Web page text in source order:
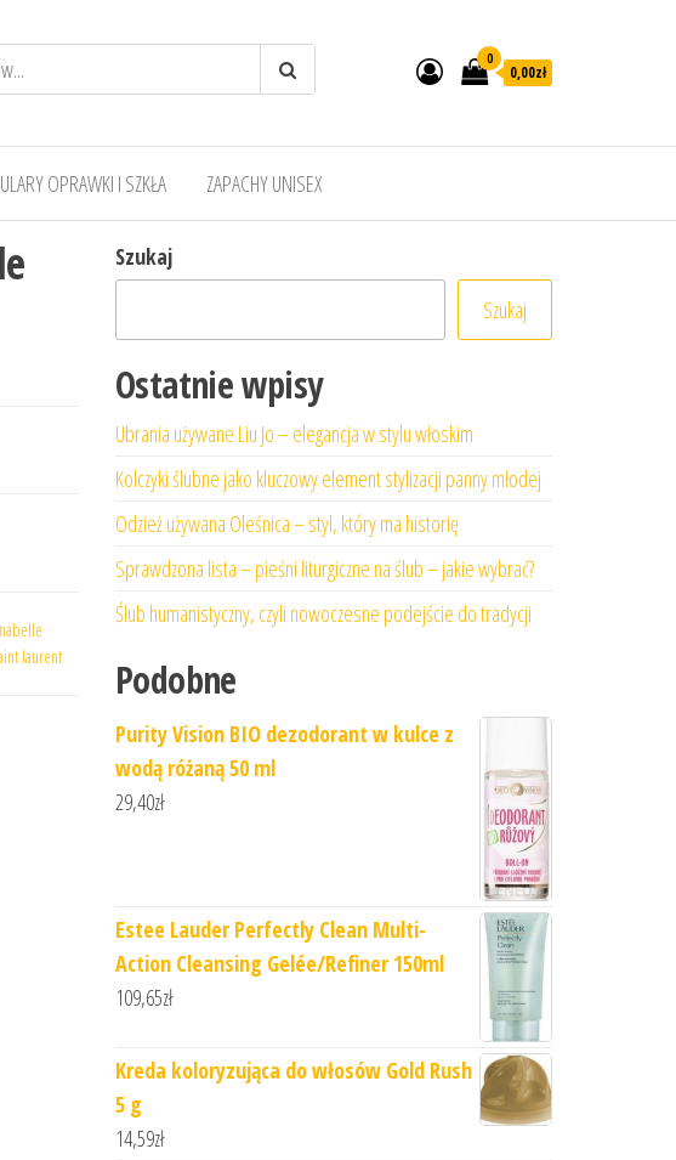
0
0,00zł
OPRAWKI I SZKŁA ZAPACHY UNISEX
laurent
Szukaj
Szukaj
Ostatnie wpisy
Ubrania używane Liu Jo – elegancja w stylu włoskim
Kolczyki ślubne jako kluczowy element stylizacji panny młodej
Odzież używana Oleśnica – styl, który ma historię
Sprawdzona lista – pieśni liturgiczne na ślub – jakie wybrać?
Ślub humanistyczny, czyli nowoczesne podejście do tradycji
Podobne
Purity Vision BIO dezodorant w kulce z
wodą różaną 50 ml
29,40zł
Estee Lauder Perfectly Clean Multi-
Action Cleansing Gelée/Refiner 150ml
109,65zł
Kreda koloryzująca do włosów Gold Rush
5 g
14,59zł